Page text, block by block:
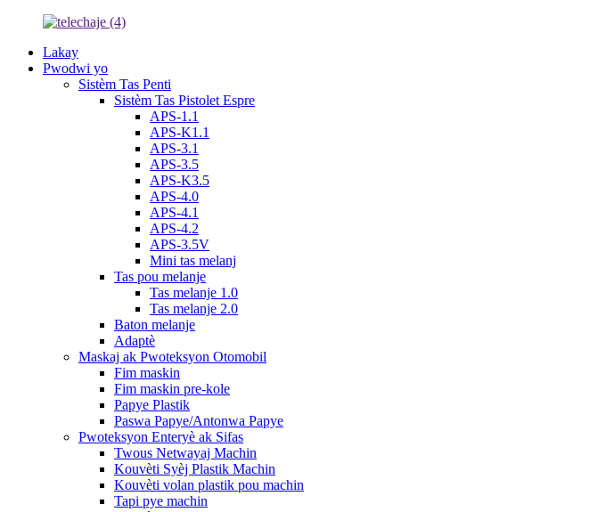
Lakay
Pwodwi yo
Sistèm Tas Penti
Sistèm Tas Pistolet Espre
APS-1.1
APS-K1.1
APS-3.1
APS-3.5
APS-K3.5
APS-4.0
APS-4.1
APS-4.2
APS-3.5V
Mini tas melanj
Tas pou melanje
Tas melanje 1.0
Tas melanje 2.0
Baton melanje
Adaptè
Maskaj ak Pwoteksyon Otomobil
Fim maskin
Fim maskin pre-kole
Papye Plastik
Paswa Papye/Antonwa Papye
Pwoteksyon Enteryè ak Sifas
Twous Netwayaj Machin
Kouvèti Syèj Plastik Machin
Kouvèti volan plastik pou machin
Tapi pye machin